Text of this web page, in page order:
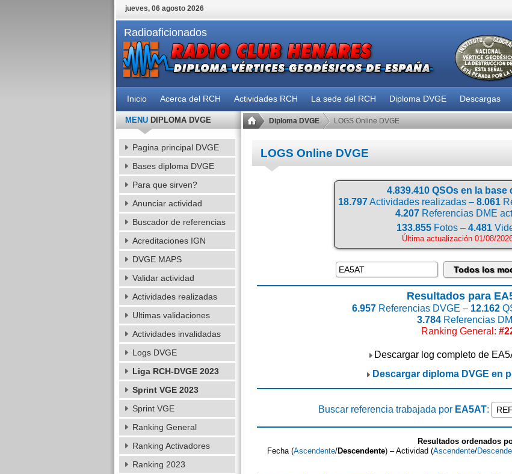
jueves, 06 agosto 2026
Radioaficionados
Inicio Acerca del RCH Actividades RCH La sede del RCH Diploma DVGE Descargas
Diploma DVGE LOGS Online DVGE
LOGS Online DVGE
4.839.410 QSOs en la base
18.797Actividades realizadas – 8.061
4.207Referencias DME
133.855 Fotos – 4.481
Última actualización 01/08/
Resultados para
6.957 Referencias DVGE – 12.162
3.784Referencias
Ranking General:
Descargar log completo de
Descargar diploma DVGE en
Buscar referencia trabajada por EA5AT:
Resultados ordenados
Fecha (Ascendente/Descendente) – Actividad (Ascendente/
MENUDIPLOMA DVGE
Pagina principal DVGE
Bases diploma DVGE
Para que sirven?
Anunciar actividad
Buscador de referencias
Acreditaciones IGN
DVGE MAPS
Validar actividad
Actividades realizadas
Ultimas validaciones
Actividades invalidadas
Logs DVGE
Liga RCH-DVGE 2023
Sprint VGE 2023
Sprint VGE
Ranking General
Ranking Activadores
Ranking 2023